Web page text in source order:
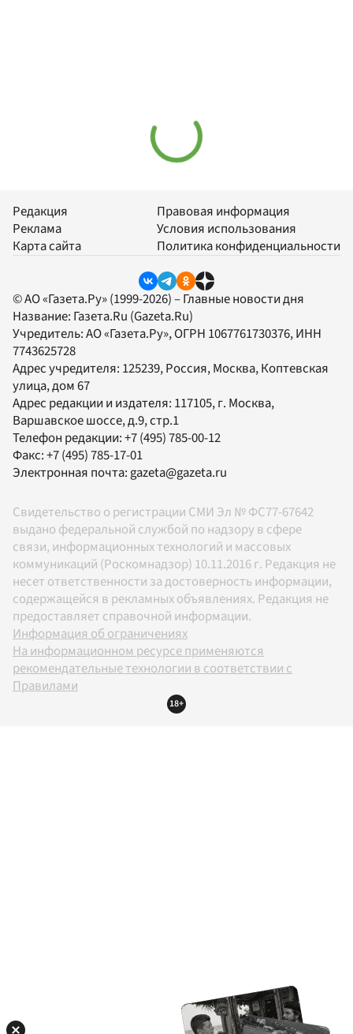
Редакция
Реклама
Карта сайта
Правовая информация
Условия использования
Политика конфиденциальности
© АО «Газета.Ру» (1999-2026) – Главные новости дня
Название: Газета.Ru (Gazeta.Ru)
Учредитель:АО «Газета.Ру», ОГРН 1067761730376, ИНН
7743625728
Адрес учредителя: 125239, Россия, Москва, Коптевская
улица, дом 67
Адрес редакции и издателя: 117105, г. Москва,
Варшавское шоссе, д.9, стр.1
Телефон редакции:+7 (495) 785-00-12
Факс:+7 (495) 785-17-01
Электронная почта: gazeta@gazeta.ru
Свидетельство о регистрации СМИ Эл № ФС77-67642
выдано федеральной службой по надзору в сфере
связи, информационных технологий и массовых
коммуникаций (Роскомнадзор) 10.11.2016 г. Редакция не
несет ответственности за достоверность информации,
содержащейся в рекламных объявлениях. Редакция не
предоставляет справочной информации.
Информация об ограничениях
На информационном ресурсе применяются
рекомендательные технологии в соответствии с
Правилами
18+